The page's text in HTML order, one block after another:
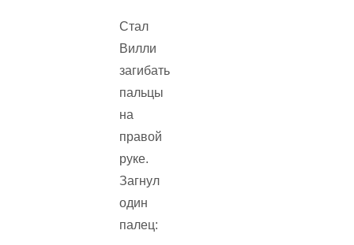
Стал
Вилли
загибать
пальцы
на
правой
руке.
Загнул
один
палец: